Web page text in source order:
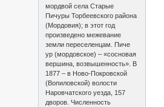
мордвой села Старые
Пичуры Торбеевского района
(Мордовия); в этот год
произведено межевание
земли переселенцам. Пиче
ур (мордовское) – «сосновая
вершина, возвышенность». В
1877 – в Ново-Покровской
(Вопиловской) волости
Наровчатского уезда, 157
дворов. Численность